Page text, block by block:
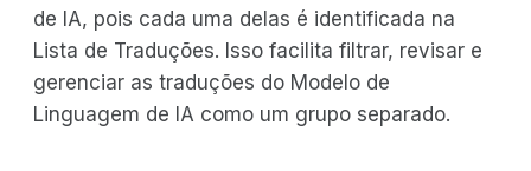
de IA, pois cada uma delas é identificada na
Lista de Traduções. Isso facilita filtrar, revisar e
gerenciar as traduções do Modelo de
Linguagem de IA como um grupo separado.